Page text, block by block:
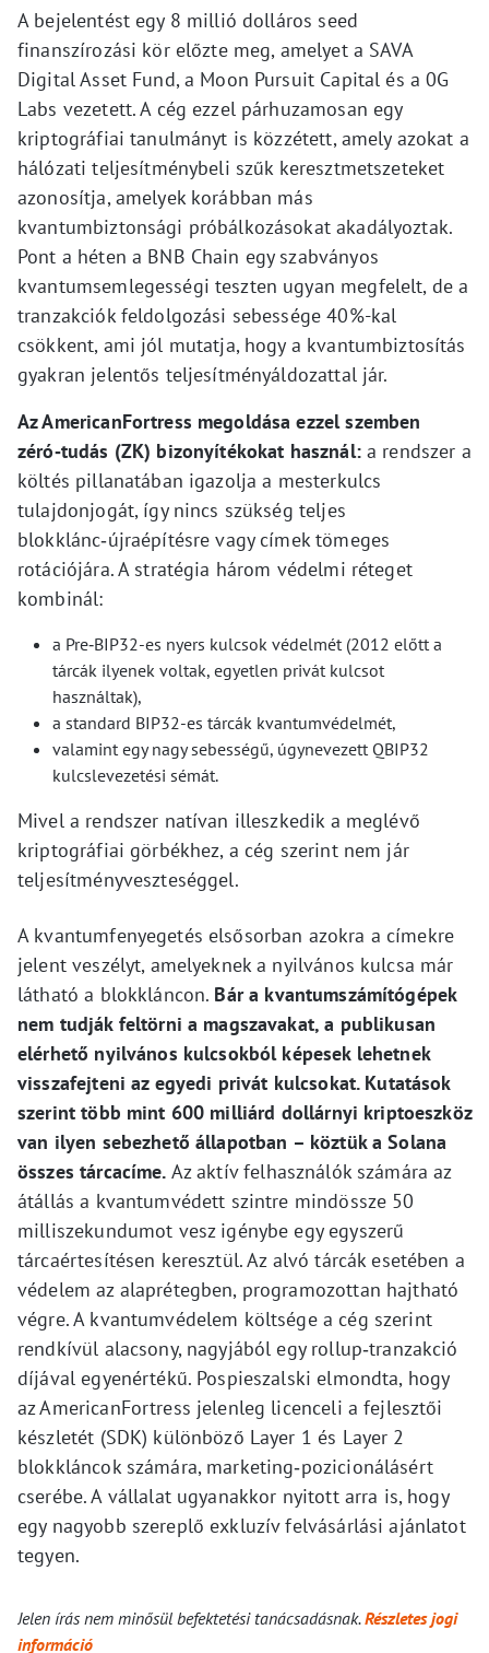
A bejelentést egy 8 millió dolláros seed
finanszírozási kör előzte meg, amelyet a SAVA
Digital Asset Fund, a Moon Pursuit Capital és a 0G
Labs vezetett. A cég ezzel párhuzamosan egy
kriptográfiai tanulmányt is közzétett, amely azokat a
hálózati teljesítménybeli szűk keresztmetszeteket
azonosítja, amelyek korábban más
kvantumbiztonsági próbálkozásokat akadályoztak.
Pont a héten a BNB Chain egy szabványos
kvantumsemlegességi teszten ugyan megfelelt, de a
tranzakciók feldolgozási sebessége 40%-kal
csökkent, ami jól mutatja, hogy a kvantumbiztosítás
gyakran jelentős teljesítményáldozattal jár.
Az AmericanFortress megoldása ezzel szemben
zéró‑tudás (ZK) bizonyítékokat használ:a rendszer a
költés pillanatában igazolja a mesterkulcs
tulajdonjogát, így nincs szükség teljes
blokklánc‑újraépítésre vagy címek tömeges
rotációjára. A stratégia három védelmi réteget
kombinál:
a Pre‑BIP32-es nyers kulcsok védelmét (2012 előtt a
tárcák ilyenek voltak, egyetlen privát kulcsot
használtak),
a standard BIP32-es tárcák kvantumvédelmét,
valamint egy nagy sebességű, úgynevezett QBIP32
kulcslevezetési sémát.
Mivel a rendszer natívan illeszkedik a meglévő
kriptográfiai görbékhez, a cég szerint nem jár
teljesítményveszteséggel.
A kvantumfenyegetés elsősorban azokra a címekre
jelent veszélyt, amelyeknek a nyilvános kulcsa már
látható a blokkláncon. Bár a kvantumszámítógépek
nem tudják feltörni a magszavakat, a publikusan
elérhető nyilvános kulcsokból képesek lehetnek
visszafejteni az egyedi privát kulcsokat. Kutatások
szerint több mint 600 milliárd dollárnyi kriptoeszköz
van ilyen sebezhető állapotban – köztük a Solana
összes tárcacíme. Az aktív felhasználók számára az
átállás a kvantumvédett szintre mindössze 50
milliszekundumot vesz igénybe egy egyszerű
tárcaértesítésen keresztül. Az alvó tárcák esetében a
védelem az alaprétegben, programozottan hajtható
végre. A kvantumvédelem költsége a cég szerint
rendkívül alacsony, nagyjából egy rollup‑tranzakció
díjával egyenértékű. Pospieszalski elmondta, hogy
az AmericanFortress jelenleg licenceli a fejlesztői
készletét (SDK) különböző Layer 1 és Layer 2
blokkláncok számára, marketing‑pozicionálásért
cserébe. A vállalat ugyanakkor nyitott arra is, hogy
egy nagyobb szereplő exkluzív felvásárlási ajánlatot
tegyen.
Jelen írás nem minősül befektetési tanácsadásnak.Részletes jogi
információ